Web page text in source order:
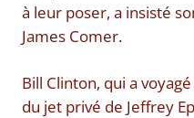
à leur poser, a insisté
James Comer.
Bill Clinton, qui a
du jet privé de Jeffrey